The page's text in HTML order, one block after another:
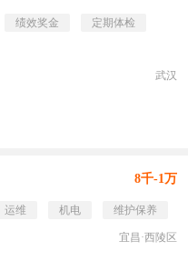
绩效奖金
定期体检
武汉
8千-1万
运维 机电 维护保养
宜昌·西陵区